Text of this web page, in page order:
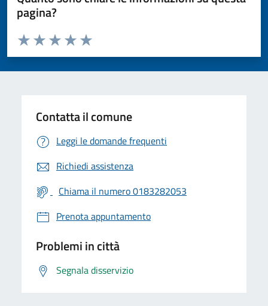
pagina?
Valuta da 1 a 5 stelle la pagina
Valuta 5 stelle su 5
Valuta 4 stelle su 5
Valuta 3 stelle su 5
Valuta 2 stelle su 5
Valuta 1 stelle su 5
Contatta il comune
Leggi le domande frequenti
Richiedi assistenza
Chiama il numero 0183282053
Prenota appuntamento
Problemi in città
Segnala disservizio